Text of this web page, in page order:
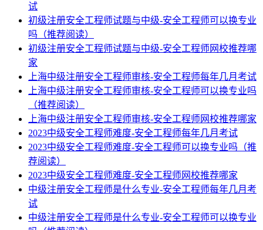
试
初级注册安全工程师试题与中级-安全工程师可以换专业
吗（推荐阅读）
初级注册安全工程师试题与中级-安全工程师网校推荐哪
家
上海中级注册安全工程师审核-安全工程师每年几月考试
上海中级注册安全工程师审核-安全工程师可以换专业吗
（推荐阅读）
上海中级注册安全工程师审核-安全工程师网校推荐哪家
2023中级安全工程师难度-安全工程师每年几月考试
2023中级安全工程师难度-安全工程师可以换专业吗（推
荐阅读）
2023中级安全工程师难度-安全工程师网校推荐哪家
中级注册安全工程师是什么专业-安全工程师每年几月考
试
中级注册安全工程师是什么专业-安全工程师可以换专业